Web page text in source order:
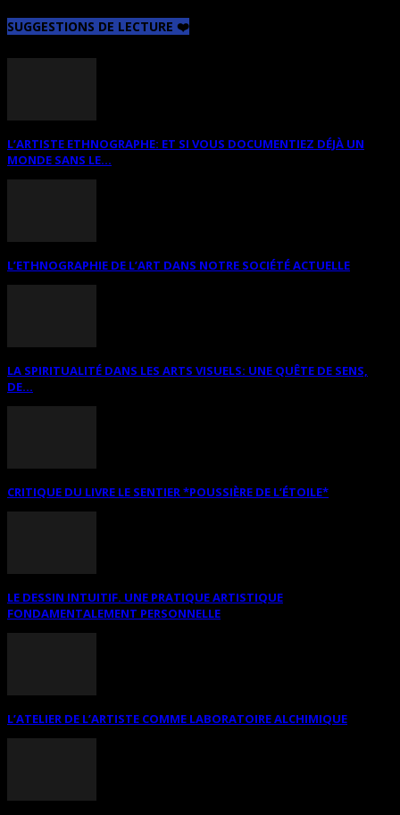
SUGGESTIONS DE LECTURE ❤️
L’ARTISTE ETHNOGRAPHE: ET SI VOUS DOCUMENTIEZ DÉJÀ UN
MONDE SANS LE...
L’ETHNOGRAPHIE DE L’ART DANS NOTRE SOCIÉTÉ ACTUELLE
LA SPIRITUALITÉ DANS LES ARTS VISUELS: UNE QUÊTE DE SENS,
DE...
CRITIQUE DU LIVRE LE SENTIER *POUSSIÈRE DE L’ÉTOILE*
LE DESSIN INTUITIF. UNE PRATIQUE ARTISTIQUE
FONDAMENTALEMENT PERSONNELLE
L’ATELIER DE L’ARTISTE COMME LABORATOIRE ALCHIMIQUE